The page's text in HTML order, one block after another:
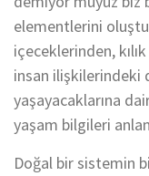
elementlerini
içeceklerinden,
insan ilişkilerindeki
yaşayacaklarına
yaşam bilgileri
Doğal bir sistemin